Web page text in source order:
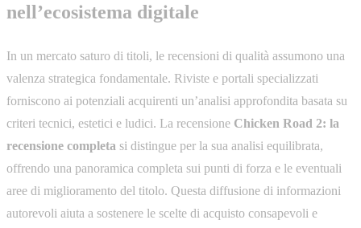
nell’ecosistema digitale
In un mercato saturo di titoli, le recensioni di qualità assumono una
valenza strategica fondamentale. Riviste e portali specializzati
forniscono ai potenziali acquirenti un’analisi approfondita basata su
criteri tecnici, estetici e ludici. La recensione Chicken Road 2: la
recensione completa si distingue per la sua analisi equilibrata,
offrendo una panoramica completa sui punti di forza e le eventuali
aree di miglioramento del titolo. Questa diffusione di informazioni
autorevoli aiuta a sostenere le scelte di acquisto consapevoli e